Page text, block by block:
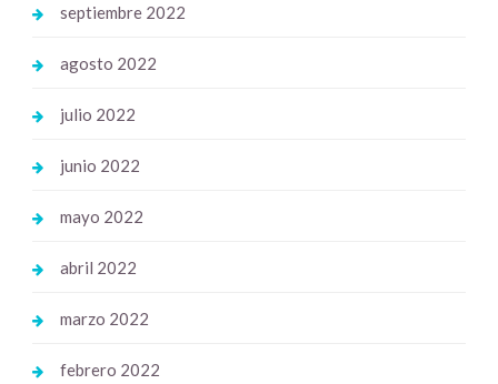
septiembre 2022
agosto 2022
julio 2022
junio 2022
mayo 2022
abril 2022
marzo 2022
febrero 2022